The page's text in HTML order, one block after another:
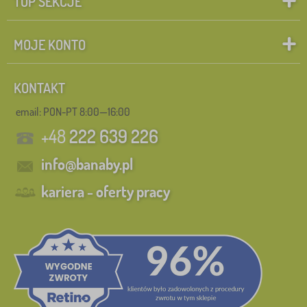
MOJE KONTO
KONTAKT
email: PON-PT 8:00—16:00
+48222 639 226
info@banaby.pl
kariera - oferty pracy